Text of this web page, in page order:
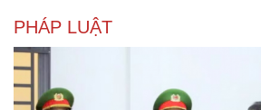
PHÁP LUẬT